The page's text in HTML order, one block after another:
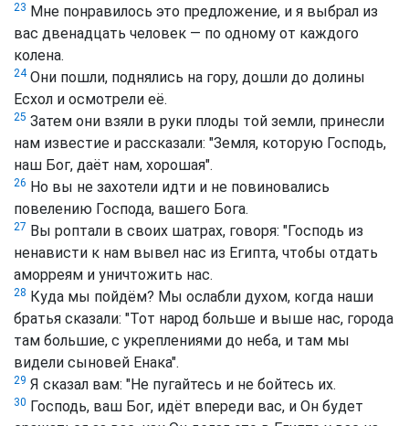
23 Мне понравилось это предложение, и я выбрал из
вас двенадцать человек — по одному от каждого
колена.
24Они пошли, поднялись на гору, дошли до долины
Есхол и осмотрели её.
25 Затем они взяли в руки плоды той земли, принесли
нам известие и рассказали: "Земля, которую Господь,
наш Бог, даёт нам, хорошая".
26 Но вы не захотели идти и не повиновались
повелению Господа, вашего Бога.
27 Вы роптали в своих шатрах, говоря: "Господь из
ненависти к нам вывел нас из Египта, чтобы отдать
аморреям и уничтожить нас.
28 Куда мы пойдём? Мы ослабли духом, когда наши
братья сказали: "Тот народ больше и выше нас, города
там большие, с укреплениями до неба, и там мы
видели сыновей Енака".
29 Я сказал вам: "Не пугайтесь и не бойтесь их.
30 Господь, ваш Бог, идёт впереди вас, и Он будет